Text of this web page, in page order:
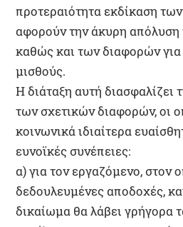
προτεραιότητα εκδίκαση
αφορούν την άκυρη
καθώς και των διαφορών
μισθούς.
Η διάταξη αυτή διασφαλίζει
των σχετικών διαφορών, οι
κοινωνικά ιδιαίτερα
ευνοϊκές συνέπειες:
α) για τον εργαζόμενο, στον
δεδουλευμένες αποδοχές,
δικαίωμα θα λάβει γρήγορα